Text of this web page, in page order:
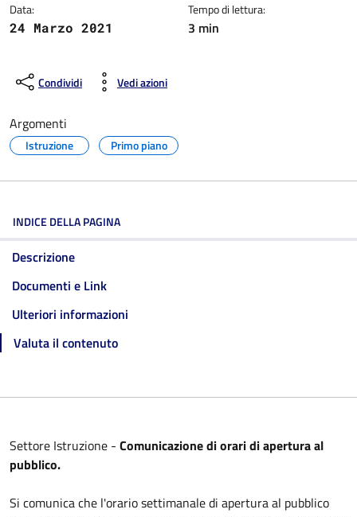
Data:
24 Marzo 2021
Tempo di lettura:
3 min
Condividi Vedi azioni
Argomenti
Istruzione Primo piano
INDICE DELLA PAGINA
Descrizione
Documenti e Link
Ulteriori informazioni
Valuta il contenuto
Settore Istruzione - Comunicazione di orari di apertura al
pubblico.
Si comunica che l'orario settimanale di apertura al pubblico